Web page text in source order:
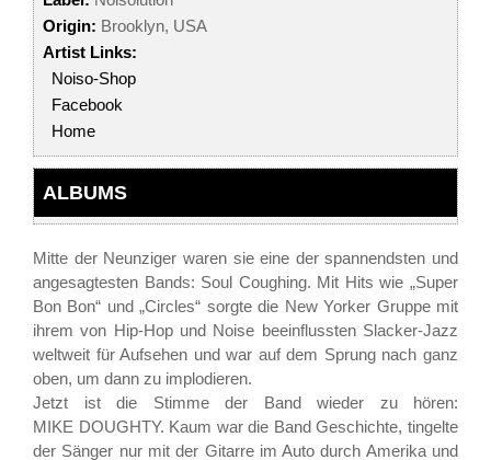
Origin: Brooklyn, USA
Artist Links:
Noiso-Shop
Facebook
Home
ALBUMS
Mitte der Neunziger waren sie eine der spannendsten und
angesagtesten Bands: Soul Coughing. Mit Hits wie „Super
Bon Bon“ und „Circles“ sorgte die New Yorker Gruppe mit
ihrem von Hip-Hop und Noise beeinflussten Slacker-Jazz
weltweit für Aufsehen und war auf dem Sprung nach ganz
oben, um dann zu implodieren.
Jetzt ist die Stimme der Band wieder zu hören:
MIKE DOUGHTY. Kaum war die Band Geschichte, tingelte
der Sänger nur mit der Gitarre im Auto durch Amerika und